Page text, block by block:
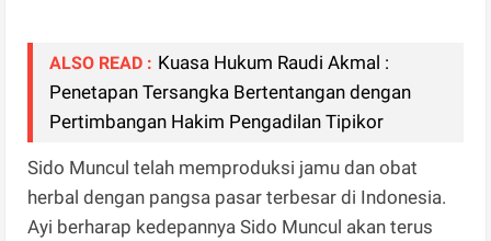
ALSO READ : Kuasa Hukum Raudi Akmal :
Penetapan Tersangka Bertentangan dengan
Pertimbangan Hakim Pengadilan Tipikor
Sido Muncul telah memproduksi jamu dan obat
herbal dengan pangsa pasar terbesar di Indonesia.
Ayi berharap kedepannya Sido Muncul akan terus